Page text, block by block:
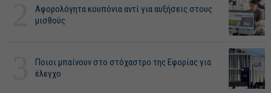
Αφορολόγητα κουπόνια αντί για αυξήσεις στους
μισθούς
Ποιοι μπαίνουν στο στόχαστρο της Εφορίας για
έλεγχο